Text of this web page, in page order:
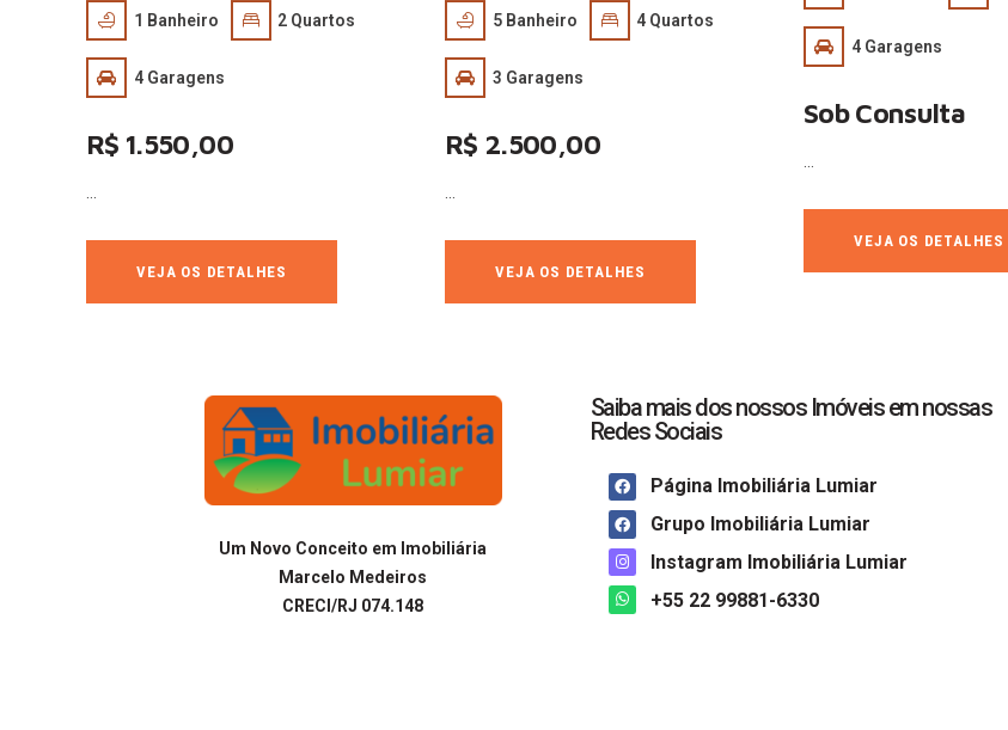
1 Banheiro 2 Quartos
4 Garagens
R$ 1.550,00
VEJA OS DETALHES
5 Banheiro 4 Quartos
3 Garagens
R$ 2.500,00
VEJA OS DETALHES
4 Garagens
Sob Consulta
VEJA OS DETALHES
Um Novo Conceito em Imobiliária
Marcelo Medeiros
CRECI/RJ 074.148
Saiba mais dos nossos Imóveis em nossas
Redes Sociais
Página Imobiliária Lumiar
Grupo Imobiliária Lumiar
Instagram Imobiliária Lumiar
+55 22 99881-6330